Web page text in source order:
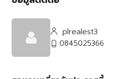
plrealest3
0845025366